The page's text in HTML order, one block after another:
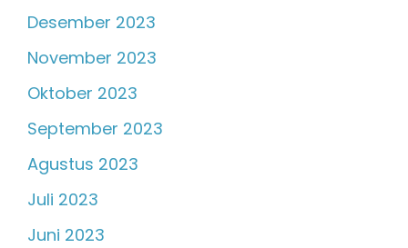
Desember 2023
November 2023
Oktober 2023
September 2023
Agustus 2023
Juli 2023
Juni 2023